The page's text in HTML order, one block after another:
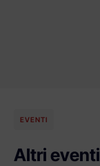
EVENTI
Altri eventi